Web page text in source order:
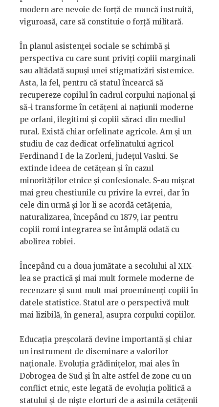
modern are nevoie de forță de muncă instruită,
viguroasă, care să constituie o forță militară.
În planul asistenței sociale se schimbă și
perspectiva cu care sunt priviți copiii marginali
sau altădată supuși unei stigmatizări sistemice.
Asta, la fel, pentru că statul încearcă să
recupereze copilul în cadrul corpului național și
să-i transforme în cetățeni ai națiunii moderne
pe orfani, ilegitimi și copiii săraci din mediul
rural. Există chiar orfelinate agricole. Am și un
studiu de caz dedicat orfelinatului agricol
Ferdinand I de la Zorleni, județul Vaslui. Se
extinde ideea de cetățean și în cazul
minorităților etnice și confesionale. S-au mișcat
mai greu chestiunile cu privire la evrei, dar în
cele din urmă și lor li se acordă cetățenia,
naturalizarea, începând cu 1879, iar pentru
copiii romi integrarea se întâmplă odată cu
abolirea robiei.
Începând cu a doua jumătate a secolului al XIX-
lea se practică și mai mult formele moderne de
recenzare și sunt mult mai proeminenți copiii în
datele statistice. Statul are o perspectivă mult
mai lizibilă, în general, asupra corpului copiilor.
Educația preșcolară devine importantă și chiar
un instrument de diseminare a valorilor
naționale. Evoluția grădinițelor, mai ales în
Dobrogea de Sud și în alte astfel de zone cu un
conflict etnic, este legată de evoluția politică a
statului și de niște eforturi de a asimila cetățenii